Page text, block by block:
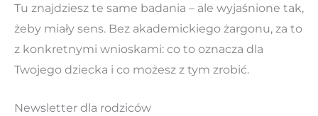
Tu znajdziesz te same badania – ale wyjaśnione tak,
żeby miały sens. Bez akademickiego żargonu, za to
z konkretnymi wnioskami: co to oznacza dla
Twojego dziecka i co możesz z tym zrobić.
Newsletter dla rodziców